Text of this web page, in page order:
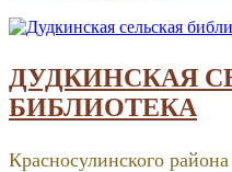
ДУДКИНСКАЯ
БИБЛИОТЕКА
Красносулинского